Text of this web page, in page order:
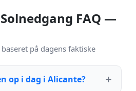
FAQ —
på dagens faktiske
op i dag i Alicante?